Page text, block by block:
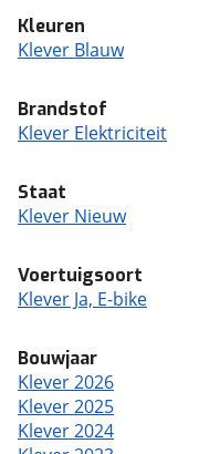
Kleuren
Klever Blauw
Brandstof
Klever Elektriciteit
Staat
Klever Nieuw
Voertuigsoort
Klever Ja, E-bike
Bouwjaar
Klever 2026
Klever 2025
Klever 2024